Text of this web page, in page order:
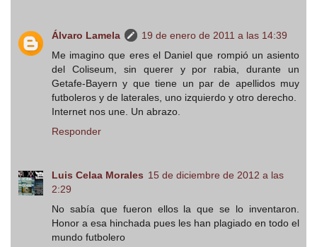
Álvaro Lamela
19 de enero de 2011 a las 14:39
Me imagino que eres el Daniel que rompió un asiento
del Coliseum, sin querer y por rabia, durante un
Getafe-Bayern y que tiene un par de apellidos muy
futboleros y de laterales, uno izquierdo y otro derecho.
Internet nos une. Un abrazo.
Responder
Luis Celaa Morales 15 de diciembre de 2012 a las
2:29
No sabía que fueron ellos la que se lo inventaron.
Honor a esa hinchada pues les han plagiado en todo el
mundo futbolero